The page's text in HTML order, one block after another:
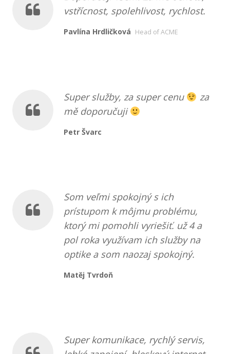
vstřícnost, spolehlivost, rychlost.
Pavlína Hrdličková Head of ACME
Super služby, za super cenu
za
mě doporučuji
Petr Švarc
Som veľmi spokojný s ich
prístupom k môjmu problému,
ktorý mi pomohli vyriešiť. už 4 a
pol roka využívam ich služby na
optike a som naozaj spokojný.
Matěj Tvrdoň
Super komunikace, rychlý servis,